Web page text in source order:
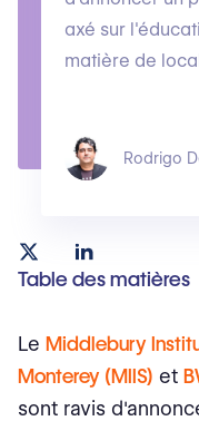
axé sur
matière de
Rodrigo
Table des matières
Le Middlebury
Monterey (MIIS) et
sont ravis